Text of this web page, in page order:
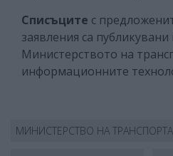
Списъците с
заявления са публикувани
Министерството на
информационните
МИНИСТЕРСТВО НА ТРАНСПОРТА